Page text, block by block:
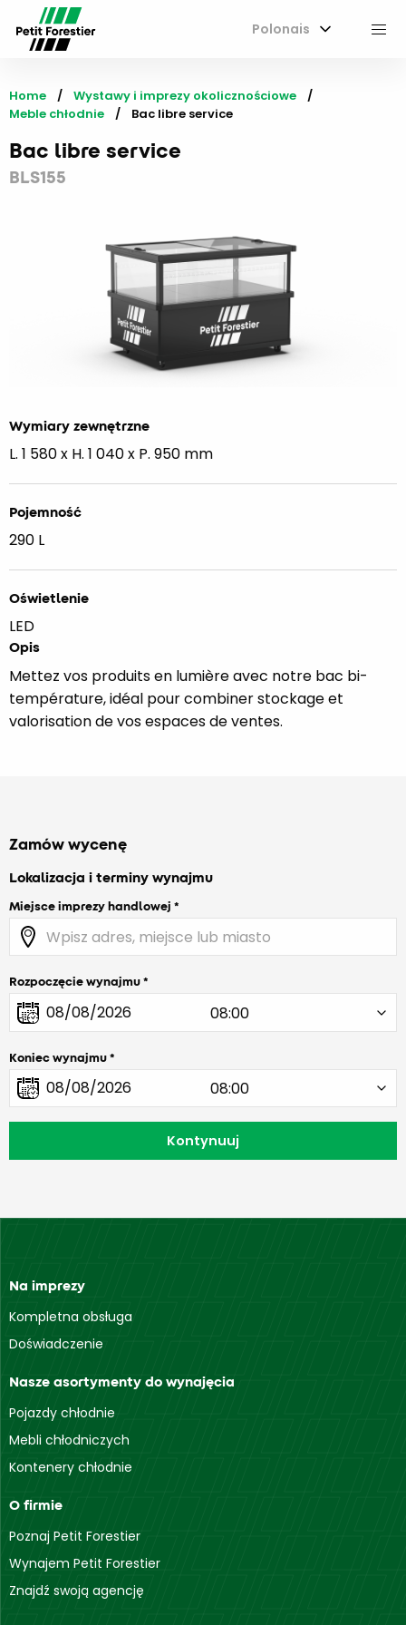
Polonais
Home
Wystawy i imprezy okolicznościowe
Meble chłodnie
Current:
Bac libre service
Bac libre service
BLS155
Wymiary zewnętrzne
L. 1 580 x H. 1 040 x P. 950 mm
Pojemność
290 L
Oświetlenie
LED
Opis
Mettez vos produits en lumière avec notre bac bi-
température, idéal pour combiner stockage et
valorisation de vos espaces de ventes.
Zamów wycenę
Lokalizacja i terminy wynajmu
Miejsce imprezy handlowej
Rozpoczęcie wynajmu
Koniec wynajmu
Na imprezy
Kompletna obsługa
Doświadczenie
Nasze asortymenty do wynajęcia
Pojazdy chłodnie
Mebli chłodniczych
Kontenery chłodnie
O firmie
Poznaj Petit Forestier
Wynajem Petit Forestier
Znajdź swoją agencję